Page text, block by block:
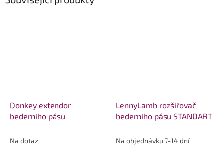
Donkey extendor
bederního pásu
Na dotaz
LennyLamb rozšiřovač
bederního pásu STANDART
Na objednávku 7-14 dní